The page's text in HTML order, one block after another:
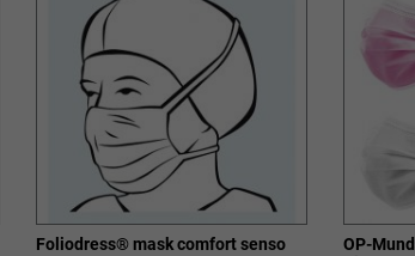
Foliodress® mask comfort senso
OP-